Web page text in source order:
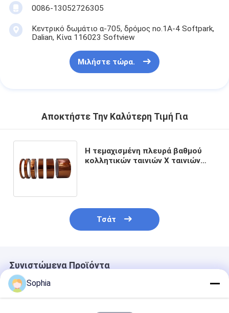
0086-13052726305
Κεντρικό δωμάτιο α-705, δρόμος no.1A-4 Softpark,
Dalian, Κίνα 116023 Softview
Μιλήστε τώρα.
Αποκτήστε Την Καλύτερη Τιμή Για
Η τεμαχισμένη πλευρά βαθμού
κολλητικών ταινιών Χ ταινιών
Τσάτ
Συνιστώμενα Προϊόντα
Sophia